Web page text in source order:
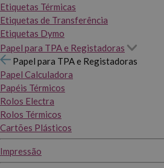
Etiquetas Térmicas
Etiquetas de Transferência
Etiquetas Dymo
Papel para TPA e Registadoras
Papel para TPA e Registadoras
Papel Calculadora
Papéis Térmicos
Rolos Electra
Rolos Térmicos
Cartões Plásticos
Impressão